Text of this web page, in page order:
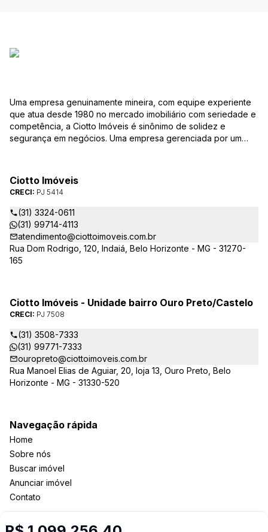
Uma empresa genuinamente mineira, com equipe experiente
que atua desde 1980 no mercado imobiliário com seriedade e
competência, a Ciotto Imóveis é sinônimo de solidez e
segurança em negócios. Uma empresa gerenciada por um
conservação de condomínios, disponibilizando sempre as
melhores opções da região da Pampulha. Oferecemos ainda
completa assessória, consulte-nos sobre os nossos
lançamentos, imóveis em construção e condomínios fechados,
administrados exclusivamente pela Ciotto Imóveis. Fazemos a
aprovação do seu credito junto a Caixa Econômica Federal e
demais agentes financeiros.
Ciotto Imóveis
CRECI: PJ 5414
(31) 3324-0611
(31) 99714-4113
atendimento@ciottoimoveis.com.br
Rua Dom Rodrigo, 120, Indaiá, Belo Horizonte - MG - 31270-
165
Ciotto Imóveis - Unidade bairro Ouro Preto/Castelo
CRECI: PJ 7508
(31) 3508-7333
(31) 99771-7333
ouropreto@ciottoimoveis.com.br
Rua Manoel Elias de Aguiar, 20, loja 13, Ouro Preto, Belo
Horizonte - MG - 31330-520
Navegação rápida
Home
Sobre nós
Buscar imóvel
Anunciar imóvel
Contato